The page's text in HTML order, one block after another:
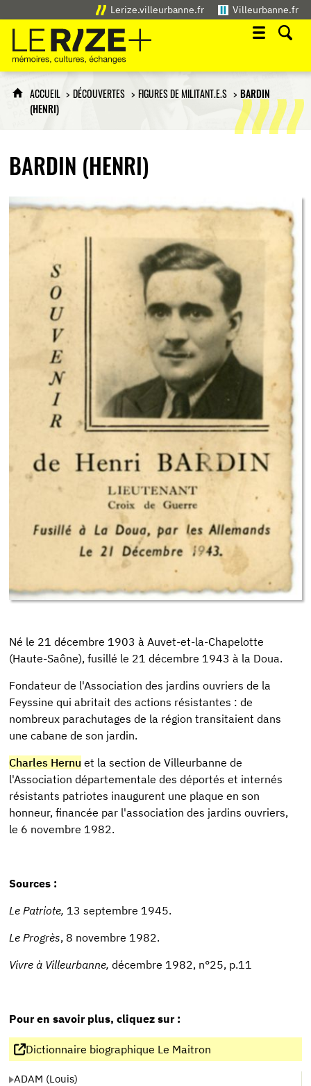
Lerize.villeurbanne.fr Villeurbanne.fr
Le Rize+
mémoires, cultures, échanges
ACCUEIL DÉCOUVERTES FIGURES DE MILITANT.E.S
BARDIN
(HENRI)
BARDIN (HENRI)
Né le 21 décembre 1903 à Auvet-et-la-Chapelotte
(Haute-Saône), fusillé le 21 décembre 1943 à la Doua.
Fondateur de l'Association des jardins ouvriers de la
Feyssine qui abritait des actions résistantes : de
nombreux parachutages de la région transitaient dans
une cabane de son jardin.
Charles Hernu et la section de Villeurbanne de
l'Association départementale des déportés et internés
résistants patriotes inaugurent une plaque en son
honneur, financée par l'association des jardins ouvriers,
le 6 novembre 1982.
Sources :
Le Patriote, 13 septembre 1945.
Le Progrès, 8 novembre 1982.
Vivre à Villeurbanne,décembre 1982, n°25, p.11
Pour en savoir plus, cliquez sur :
Dictionnaire biographique Le Maitron
ADAM (Louis)